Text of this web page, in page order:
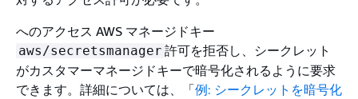
へのアクセス AWS マネージドキー
aws/secretsmanager 許可を拒否し、シークレット
がカスタマーマネージドキーで暗号化されるように要求
できます。詳細については、「例: シークレットを暗号化